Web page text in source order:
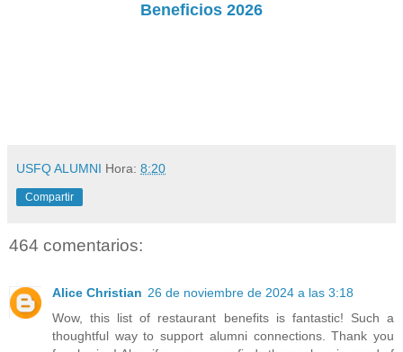
Beneficios 2026
USFQ ALUMNI Hora: 8:20
Compartir
464 comentarios:
Alice Christian 26 de noviembre de 2024 a las 3:18
Wow, this list of restaurant benefits is fantastic! Such a
thoughtful way to support alumni connections. Thank you